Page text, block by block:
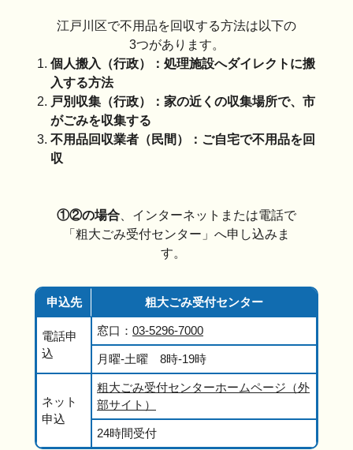
江戸川区で不用品を回収する方法は以下の
3つがあります。
個人搬入（行政）：処理施設へダイレクトに搬
入する方法
戸別収集（行政）：家の近くの収集場所で、市
がごみを収集する
不用品回収業者（民間）：ご自宅で不用品を回
収
①②の場合、インターネットまたは電話で
「粗大ごみ受付センター」へ申し込みま
す。
申込先 粗大ごみ受付センター
電話申
込
窓口： 03-5296-7000
月曜-土曜 8時-19時
ネット
申込
粗大ごみ受付センターホームページ（外
部サイト）
24時間受付